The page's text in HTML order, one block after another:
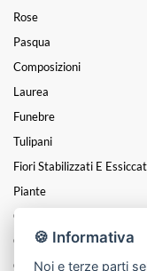
Rose
Pasqua
Composizioni
Laurea
Funebre
Tulipani
Fiori Stabilizzati E
Piante
Cuori
Coroncine
Centrotavola
🍪 Informativa
Noi e terze parti